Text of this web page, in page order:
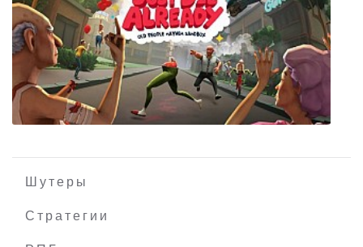
Anno 1800
Шутеры
Стратегии